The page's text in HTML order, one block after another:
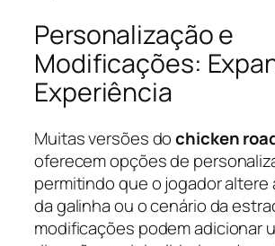
Personalização e
Modificações:
Experiência
Muitas versões dochicken
oferecem opções de
permitindo que o jogador altere
da galinha ou o cenário da
modificações podem adicionar